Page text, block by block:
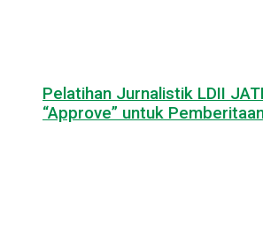
Pelatihan Jurnalistik LDII
“Approve” untuk